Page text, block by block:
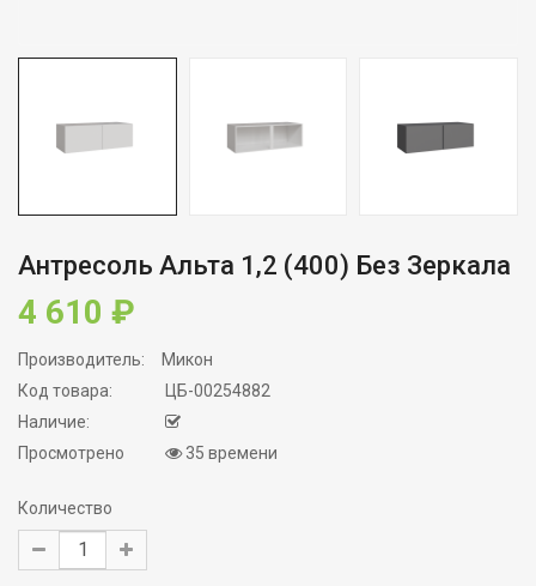
Антресоль Альта 1,2 (400) Без Зеркала
4 610 ₽
Производитель:
Микон
Код товара:
ЦБ-00254882
Наличие:
Просмотрено
35 времени
Количество